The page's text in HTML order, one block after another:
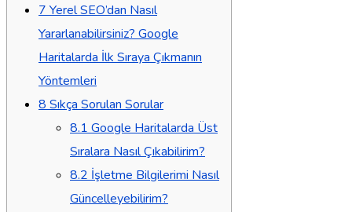
7 Yerel SEO’dan Nasıl
Yararlanabilirsiniz? Google
Haritalarda İlk Sıraya Çıkmanın
Yöntemleri
8 Sıkça Sorulan Sorular
8.1 Google Haritalarda Üst
Sıralara Nasıl Çıkabilirim?
8.2 İşletme Bilgilerimi Nasıl
Güncelleyebilirim?